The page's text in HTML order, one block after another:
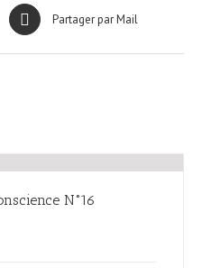
Partager par Mail
N°16